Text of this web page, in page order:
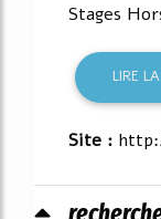
Stages
LIRE
Site :